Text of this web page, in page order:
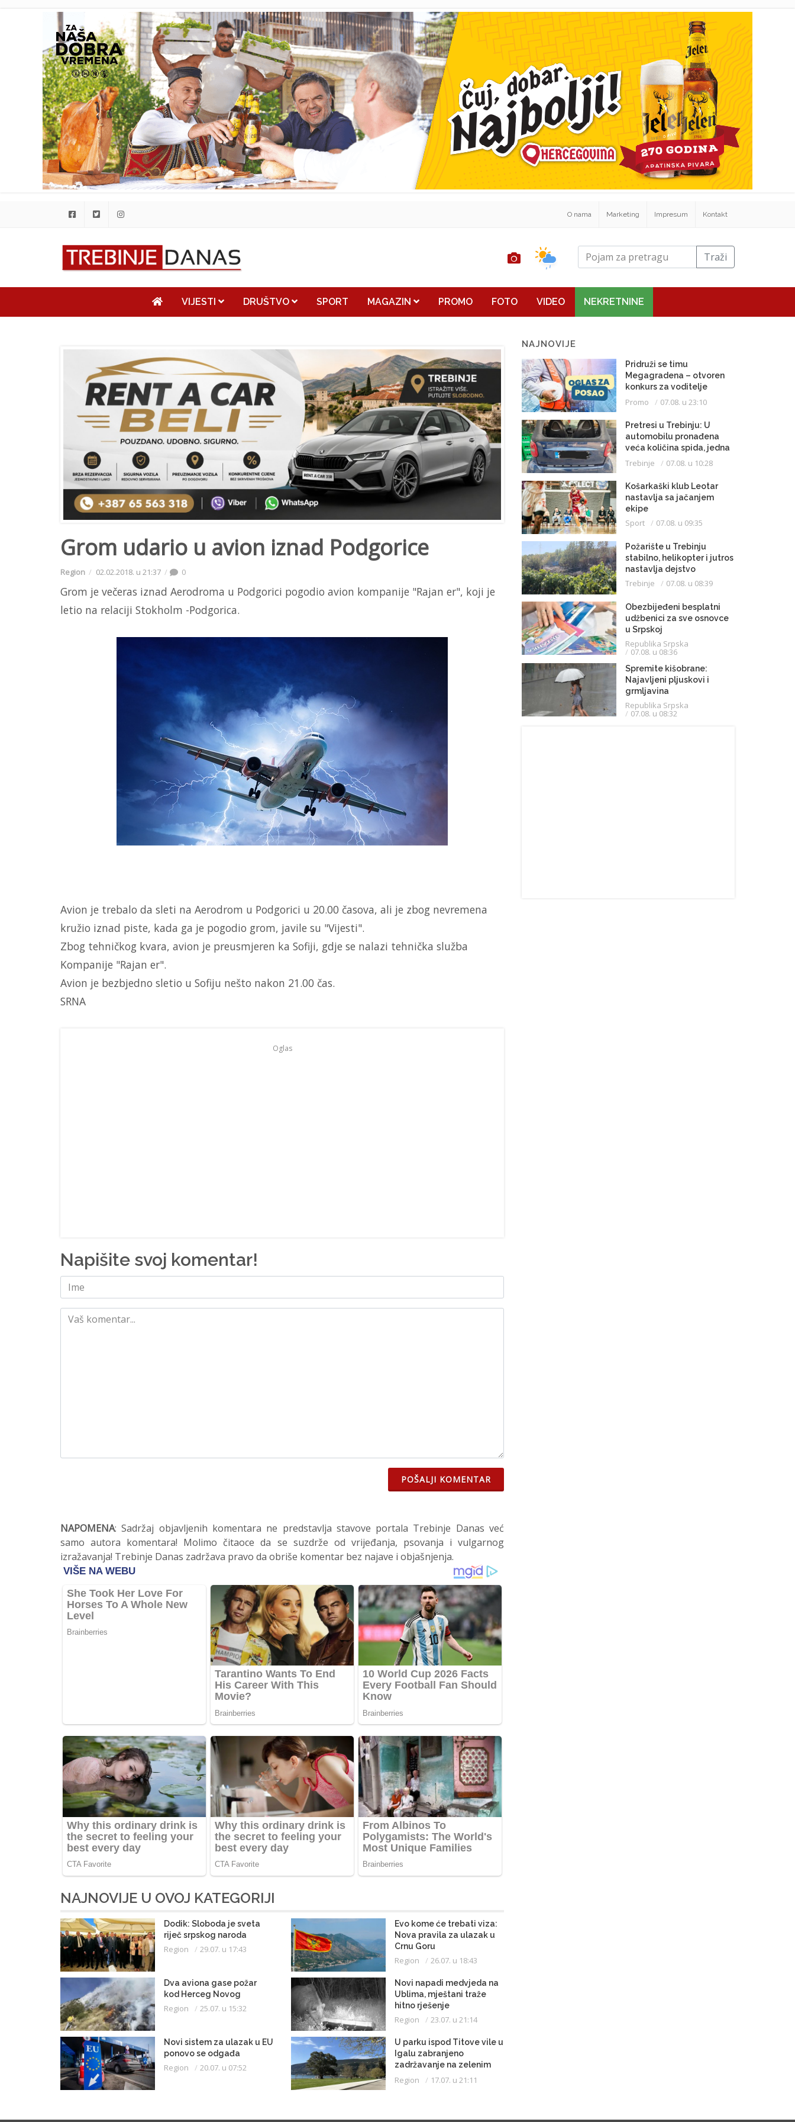
O nama Marketing Impresum Kontakt
Traži
VIJESTI DRUŠTVO SPORT MAGAZIN PROMO FOTO VIDEO NEKRETNINE
Grom udario u avion iznad Podgorice
Region 02.02.2018. u 21:37 0
Grom je večeras iznad Aerodroma u Podgorici pogodio avion kompanije "Rajan er", koji je
letio na relaciji Stokholm -Podgorica.
Avion je trebalo da sleti na Aerodrom u Podgorici u 20.00 časova, ali je zbog nevremena
kružio iznad piste, kada ga je pogodio grom, javile su "Vijesti".
Zbog tehničkog kvara, avion je preusmjeren ka Sofiji, gdje se nalazi tehnička služba
Kompanije "Rajan er".
Avion je bezbjedno sletio u Sofiju nešto nakon 21.00 čas.
SRNA
Oglas
Napišite svoj komentar!
POŠALJI KOMENTAR
NAPOMENA: Sadržaj objavljenih komentara ne predstavlja stavove portala Trebinje Danas već
samo autora komentara! Molimo čitaoce da se suzdrže od vrijeđanja, psovanja i vulgarnog
izražavanja! Trebinje Danas zadržava pravo da obriše komentar bez najave i objašnjenja.
NAJNOVIJE U OVOJ KATEGORIJI
Dodik: Sloboda je sveta
riječ srpskog naroda
Region 29.07. u 17:43
Evo kome će trebati viza:
Nova pravila za ulazak u
Crnu Goru
Region 26.07. u 18:43
Dva aviona gase požar
kod Herceg Novog
Region 25.07. u 15:32
Novi napadi medvjeda na
Ublima, mještani traže
hitno rješenje
Region 23.07. u 21:14
Novi sistem za ulazak u EU
ponovo se odgađa
Region 20.07. u 07:52
U parku ispod Titove vile u
Igalu zabranjeno
zadržavanje na zelenim
površinama i kretanje u
kupaćem kostimu
Region 17.07. u 21:11
NAJNOVIJE
Pridruži se timu
Megagradena – otvoren
konkurs za voditelje
gradilišta
Promo 07.08. u 23:10
Pretresi u Trebinju: U
automobilu pronađena
veća količina spida, jedna
osoba uhapšena
Trebinje 07.08. u 10:28
Košarkaški klub Leotar
nastavlja sa jačanjem
ekipe
Sport 07.08. u 09:35
Požarište u Trebinju
stabilno, helikopter i jutros
nastavlja dejstvo
Trebinje 07.08. u 08:39
Obezbijeđeni besplatni
udžbenici za sve osnovce
u Srpskoj
Republika Srpska
07.08. u 08:36
Spremite kišobrane:
Najavljeni pljuskovi i
grmljavina
Republika Srpska
07.08. u 08:32